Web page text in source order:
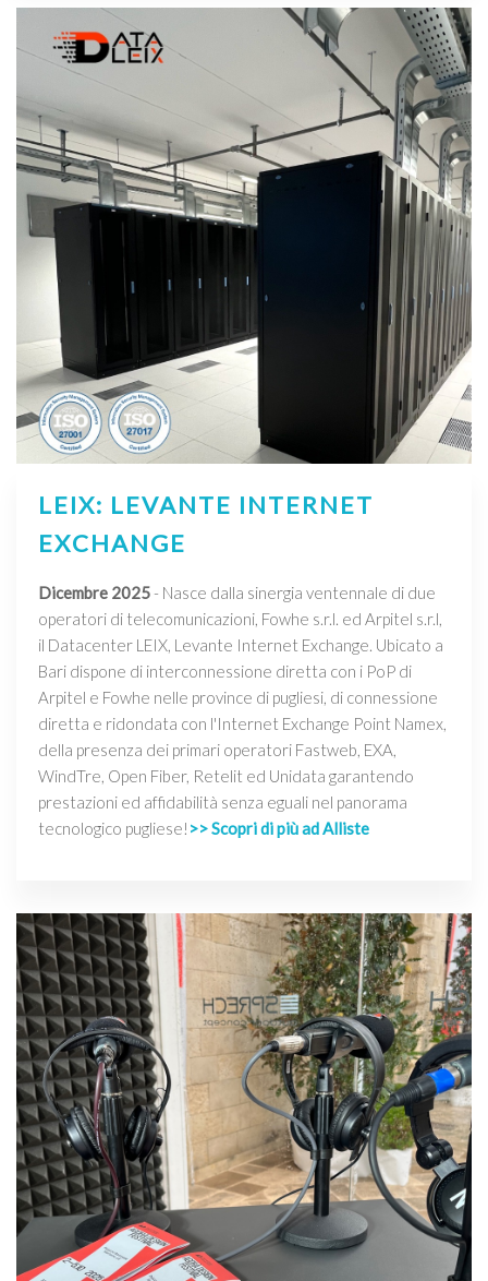
LEIX: LEVANTE INTERNET
EXCHANGE
Dicembre 2025- Nasce dalla sinergia ventennale di due
operatori di telecomunicazioni, Fowhe s.r.l. ed Arpitel s.r.l,
il Datacenter LEIX, Levante Internet Exchange. Ubicato a
Bari dispone di interconnessione diretta con i PoP di
Arpitel e Fowhe nelle province di pugliesi, di connessione
diretta e ridondata con l'Internet Exchange Point Namex,
della presenza dei primari operatori Fastweb, EXA,
WindTre, Open Fiber, Retelit ed Unidata garantendo
prestazioni ed affidabilità senza eguali nel panorama
tecnologico pugliese! >> Scopri di più ad Alliste